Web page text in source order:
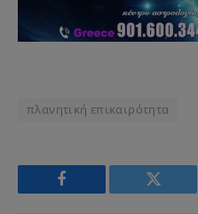
πλανητική επικαιρότητα
Facebook Twitter